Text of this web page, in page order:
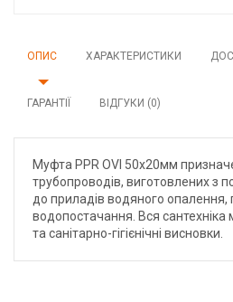
ОПИС ХАРАКТЕРИСТИКИ
ГАРАНТІЇ ВІДГУКИ (0)
Муфта PPR OVI 50х20мм
трубопроводів, виготовлених з
до приладів водяного опалення,
водопостачання. Вся сантехніка
та санітарно-гігієнічні висновки.